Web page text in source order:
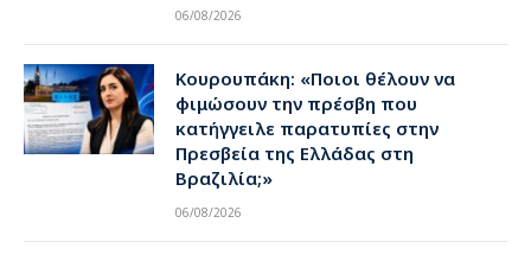
06/08/2026
Κουρουπάκη: «Ποιοι θέλουν να
φιμώσουν την πρέσβη που
κατήγγειλε παρατυπίες στην
Πρεσβεία της Ελλάδας στη
Βραζιλία;»
06/08/2026